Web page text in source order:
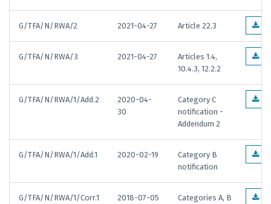
G/TFA/N/RWA/2 2021-04-27 Article 22.3
G/TFA/N/RWA/3 2021-04-27
Articles 1.4,
10.4.3, 12.2.2
G/TFA/N/RWA/1/Add.2
2020-04-
30
Category C
notification -
Addendum 2
G/TFA/N/RWA/1/Add.1 2020-02-19
Category B
notification
G/TFA/N/RWA/1/Corr.1 2018-07-05
Categories A, B